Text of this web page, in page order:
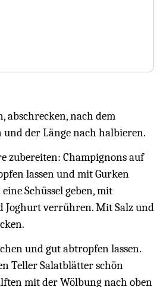
abschrecken, nach dem
der Länge nach halbieren.
zubereiten: Champignons auf
lassen und mit Gurken
Schüssel geben, mit
Joghurt verrühren. Mit Salz und
und gut abtropfen lassen.
Teller Salatblätter schön
mit der Wölbung nach oben